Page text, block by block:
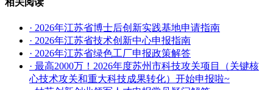
· 2026年江苏省博士后创新实践基地申请指南
· 2026年江苏省技术创新中心申报指南
· 2026年江苏省绿色工厂申报政策解答
· 最高2000万！2026年度苏州市科技攻关项目（关键核
心技术攻关和重大科技成果转化）开始申报啦~